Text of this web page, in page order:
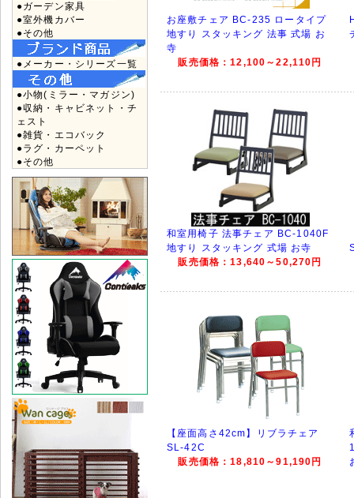
●ガーデン家具
●室外機カバー
●その他
●メーカー・シリーズ一覧
●小物(ミラー・マガジン)
●収納・キャビネット・チ
ェスト
●雑貨・エコバック
●ラグ・カーペット
●その他
お座敷チェア BC-235 ロータイプ
地すり スタッキング 法事 式場 お
寺
販売価格：12,100～22,110円
和室用椅子 法事チェア BC-1040F
地すり スタッキング 式場 お寺
販売価格：13,640～50,270円
【座面高さ42cm】リブラチェア
SL-42C
販売価格：18,810～91,190円